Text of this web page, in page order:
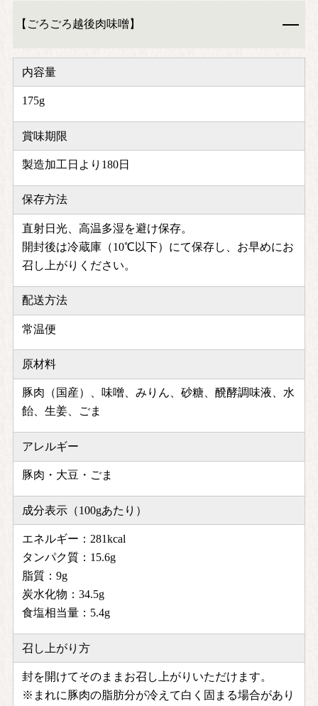
【ごろごろ越後肉味噌】
内容量
175g
賞味期限
製造加工日より180日
保存方法
直射日光、高温多湿を避け保存。
開封後は冷蔵庫（10℃以下）にて保存し、お早めにお
召し上がりください。
配送方法
常温便
原材料
豚肉（国産）、味噌、みりん、砂糖、醗酵調味液、水
飴、生姜、ごま
アレルギー
豚肉・大豆・ごま
成分表示（100gあたり）
エネルギー：281kcal
タンパク質：15.6g
脂質：9g
炭水化物：34.5g
食塩相当量：5.4g
召し上がり方
封を開けてそのままお召し上がりいただけます。
※まれに豚肉の脂肪分が冷えて白く固まる場合があり